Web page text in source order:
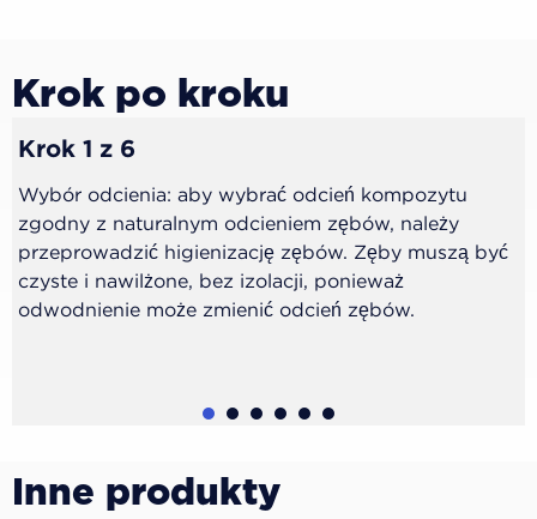
Krok po kroku
Krok 1 z 6
Wybór odcienia: aby wybrać odcień kompozytu
zgodny z naturalnym odcieniem zębów, należy
przeprowadzić higienizację zębów. Zęby muszą być
czyste i nawilżone, bez izolacji, ponieważ
odwodnienie może zmienić odcień zębów.
Inne produkty